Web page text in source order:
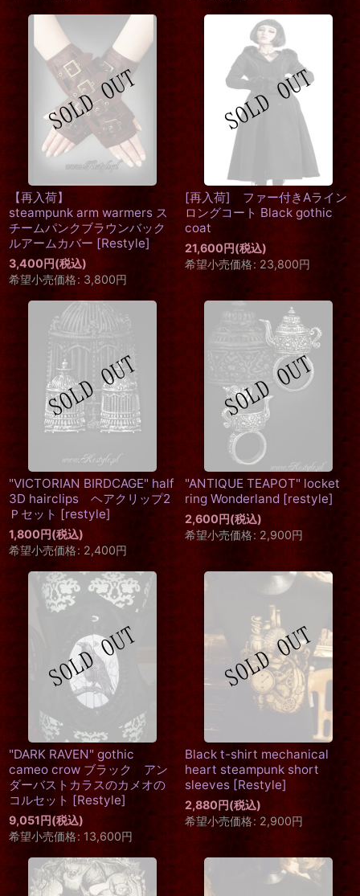
【再入荷】
steampunk arm warmers ス
チームパンクブラウンバック
ルアームカバー [Restyle]
3,400円(税込)
希望小売価格: 3,800円
[再入荷] ファー付きAライン
ロングコート Black gothic
coat
21,600円(税込)
希望小売価格: 23,800円
"VICTORIAN BIRDCAGE" half
3D hairclips ヘアクリップ2
Ｐセット [restyle]
1,800円(税込)
希望小売価格: 2,400円
"ANTIQUE TEAPOT" locket
ring Wonderland [restyle]
2,600円(税込)
希望小売価格: 2,900円
"DARK RAVEN" gothic
cameo crow ブラック アン
ダーバストカラスのカメオの
コルセット [Restyle]
9,051円(税込)
希望小売価格: 13,600円
Black t-shirt mechanical
heart steampunk short
sleeves [Restyle]
2,880円(税込)
希望小売価格: 2,900円